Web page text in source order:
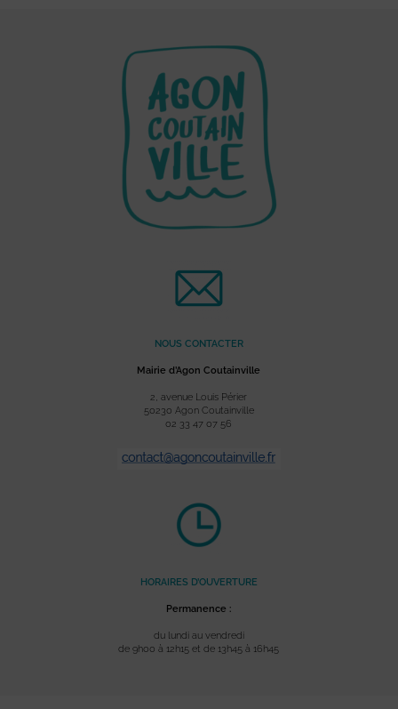
NOUS CONTACTER
Mairie d’Agon Coutainville
2, avenue Louis Périer
50230 Agon Coutainville
02 33 47 07 56
HORAIRES D’OUVERTURE
Permanence :
du lundi au vendredi
de 9h00 à 12h15 et de 13h45 à 16h45